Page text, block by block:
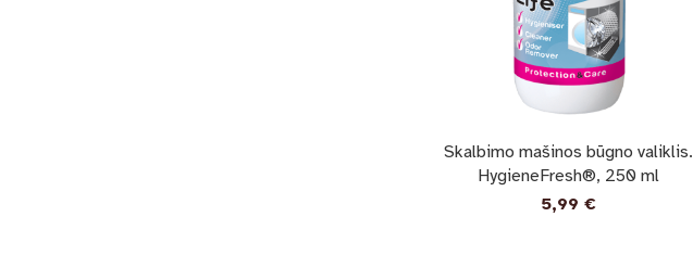
Skalbimo mašinos būgno valiklis.
HygieneFresh®, 250 ml
5,99€